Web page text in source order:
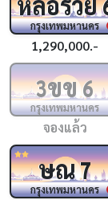
กรุงเทพมหานคร
1,290,000.-
3ขข6
กรุงเทพมหานคร
จองแล้ว
ษณ7
กรุงเทพมหานคร